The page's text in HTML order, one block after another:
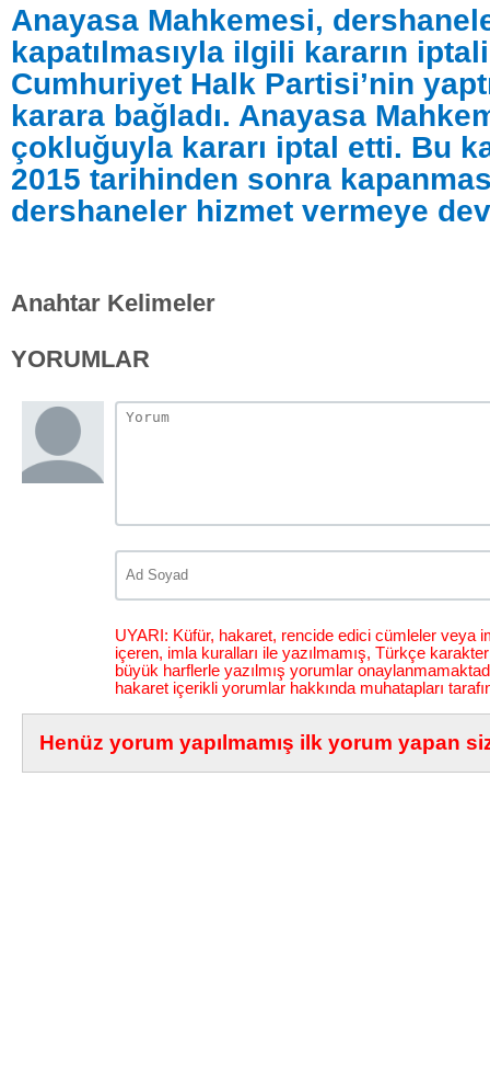
Anayasa Mahkemesi,
kapatılmasıyla ilgili kararın
Cumhuriyet Halk Partisi’nin
karara bağladı. Anayasa
çokluğuyla kararı iptal etti. Bu
2015 tarihinden sonra
dershaneler hizmet vermeye
Anahtar Kelimeler
YORUMLAR
UYARI: Küfür, hakaret, rencide edici cümleler veya
içeren, imla kuralları ile yazılmamış, Türkçe
büyük harflerle yazılmış yorumlar
hakaret içerikli yorumlar hakkında muhatapları
Henüz yorum yapılmamış ilk yorum yapan